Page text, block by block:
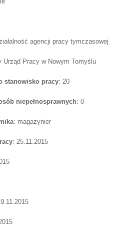
agencji pracy tymczasowej
Urząd Pracy w Nowym Tomyślu
stanowisko pracy: 20
niepełnosprawnych: 0
: magazynier
: 25.11.2015